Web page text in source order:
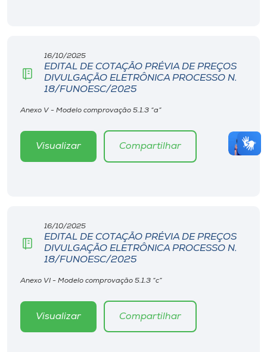
16/10/2025
EDITAL DE COTAÇÃO PRÉVIA DE PREÇOS
DIVULGAÇÃO ELETRÔNICA PROCESSO N.
18/FUNOESC/2025
Anexo V - Modelo comprovação 5.1.3 “a”
Visualizar Compartilhar
16/10/2025
EDITAL DE COTAÇÃO PRÉVIA DE PREÇOS
DIVULGAÇÃO ELETRÔNICA PROCESSO N.
18/FUNOESC/2025
Anexo VI - Modelo comprovação 5.1.3 “c”
Visualizar Compartilhar